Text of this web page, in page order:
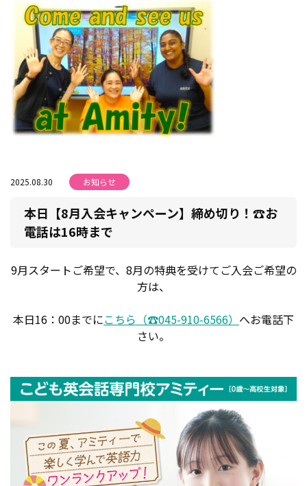
2025.08.30 お知らせ
本日【8月入会キャンペーン】締め切り！☎お
電話は16時まで
9月スタートご希望で、8月の特典を受けてご入会ご希望の
方は、
本日16：00までにこちら（☎045-910-6566） へお電話下
さい。